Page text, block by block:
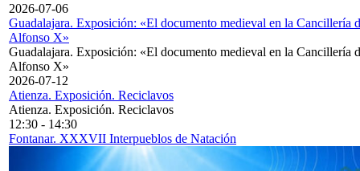
2026-07-06
Guadalajara. Exposición: «El documento medieval en la Cancillería
Alfonso X»
Guadalajara. Exposición: «El documento medieval en la Cancillería
Alfonso X»
2026-07-12
Atienza. Exposición. Reciclavos
Atienza. Exposición. Reciclavos
12:30 - 14:30
Fontanar. XXXVII Interpueblos de Natación